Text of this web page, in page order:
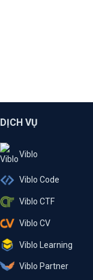
DỊCH VỤ
Viblo
Viblo Code
Viblo CTF
Viblo CV
Viblo Learning
Viblo Partner